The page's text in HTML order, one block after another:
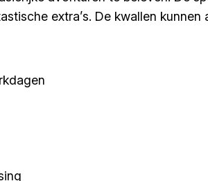
extra’s. De kwallen